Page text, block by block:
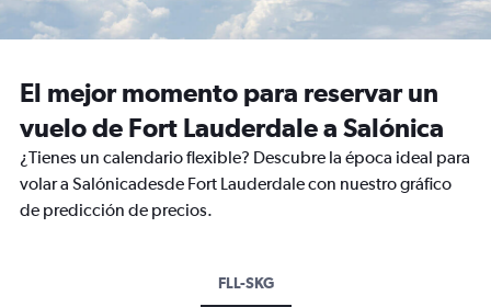
El mejor momento para reservar un
vuelo de Fort Lauderdale a Salónica
¿Tienes un calendario flexible? Descubre la época ideal para
volar a Salónicadesde Fort Lauderdale con nuestro gráfico
de predicción de precios.
FLL-SKG